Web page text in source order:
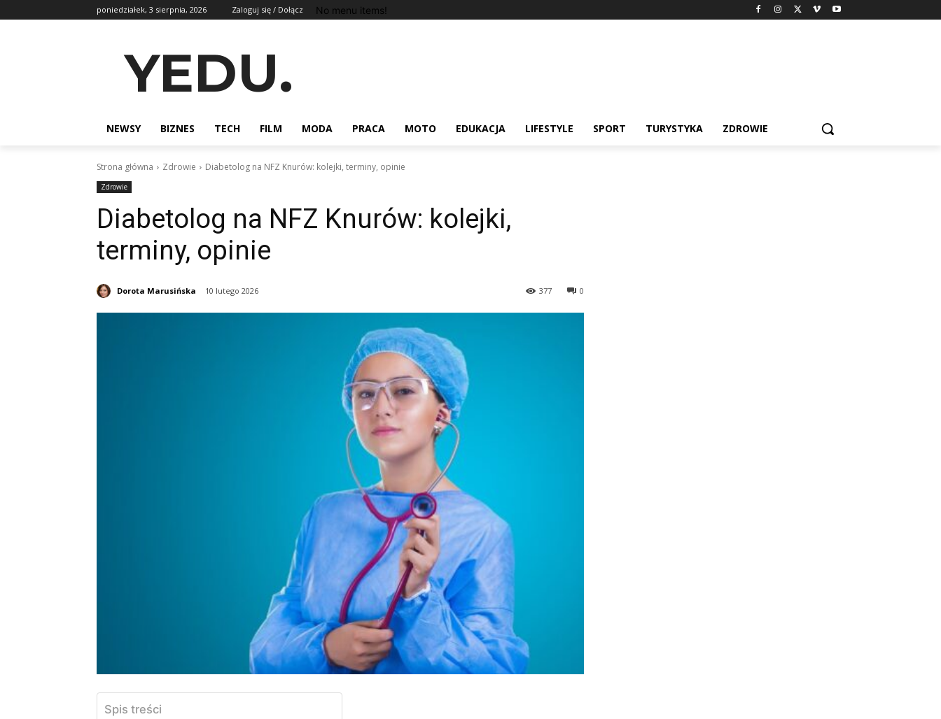
poniedziałek, 3 sierpnia, 2026 Zaloguj się / Dołącz No menu items!
YEDU.
NEWSY BIZNES TECH FILM MODA PRACA MOTO EDUKACJA LIFESTYLE SPORT TURYSTYKA ZDROWIE
Strona główna Zdrowie Diabetolog na NFZ Knurów: kolejki, terminy, opinie
Zdrowie
Diabetolog na NFZ Knurów: kolejki,
terminy, opinie
Dorota Marusińska 10 lutego 2026 0
377
Spis treści